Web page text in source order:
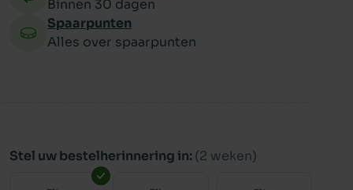
Binnen 30 dagen
Spaarpunten
Alles over spaarpunten
Stel uw bestelherinnering in: (2 weken)